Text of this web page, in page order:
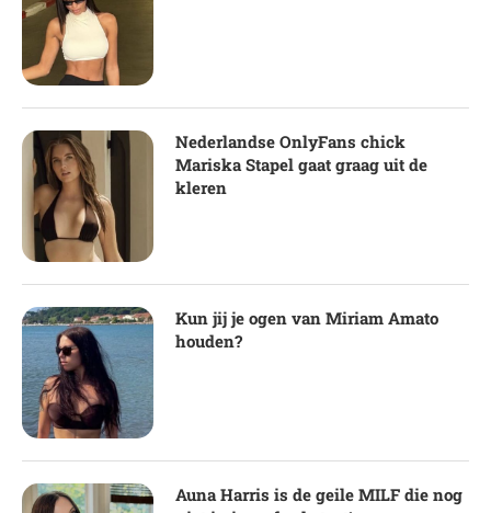
Nederlandse OnlyFans chick
Mariska Stapel gaat graag uit de
kleren
Kun jij je ogen van Miriam Amato
houden?
Auna Harris is de geile MILF die nog